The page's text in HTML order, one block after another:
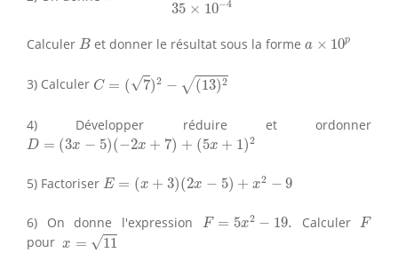
35 × 10−4
Calculer B
B et donner le résultat sous la forme a × 10p
a × 10p
3) Calculer C = (√7)2 − √(13)2
C= ) −(13
4) Développer réduire et ordonner
D = (3x − 5)(−2x + 7) + (5x + 1)2
D= x− 5 )(−2x+7) ( x+ 1)2
5) Factoriser E = (x + 3)(2x − 5) + x2 − 9
E= + ( x−5 2−
6) On donne l'expression F = 5x2 − 19.
F= x2 −19. CalculerF
F
pour x = √11
x =11